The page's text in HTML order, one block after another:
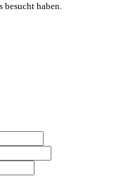
besucht haben.